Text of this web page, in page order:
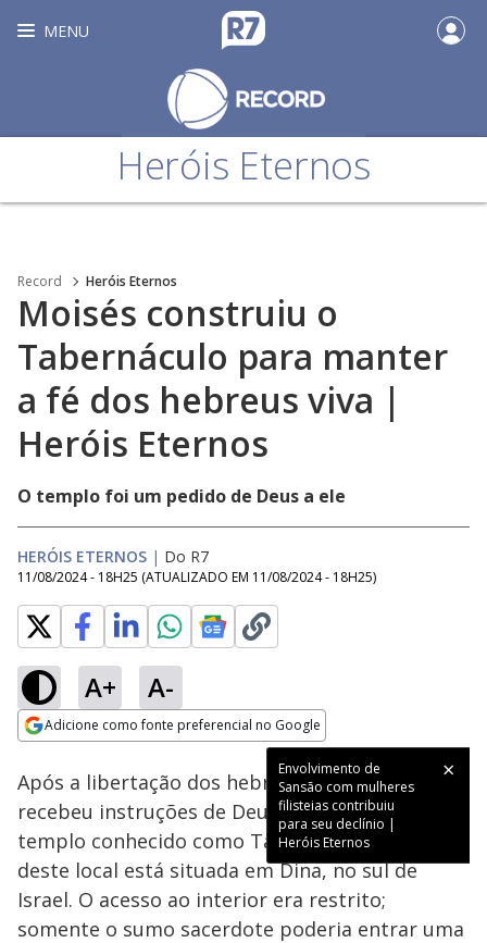
MENU
Heróis Eternos
Record Heróis Eternos
Moisés construiu o
Tabernáculo para manter
a fé dos hebreus viva |
Heróis Eternos
O templo foi um pedido de Deus a ele
HERÓIS ETERNOS | Do R7
11/08/2024 - 18H25 (ATUALIZADO EM 11/08/2024 - 18H25)
A+ A-
Adicione como fonte preferencial no Google
Envolvimento de
Sansão com mulheres
filisteias contribuiu
para seu declínio |
Heróis Eternos
Ativar
Loaded
13.72%
Após a libertação dos hebreus do Egito, Moisés
recebeu instruções de Deus para construir um
templo conhecido como Tabernáculo. A réplica
deste local está situada em Dina, no sul de
Israel. O acesso ao interior era restrito;
somente o sumo sacerdote poderia entrar uma